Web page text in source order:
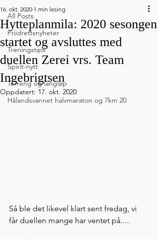
All Posts
Friidrettsnyheter
Treningstips
Spirit-nytt
Terreng og langløp
Hålandsvannet halvmaraton og 7km 20
Hytteplanmila: 2020 sesongen
startet og avsluttes med
duellen Zerei vrs. Team
Ingebrigtsen
16. okt. 2020 1 min lesing
Oppdatert: 17. okt. 2020
Så ble det likevel klart sent fredag, vi
får duellen mange har ventet på.....